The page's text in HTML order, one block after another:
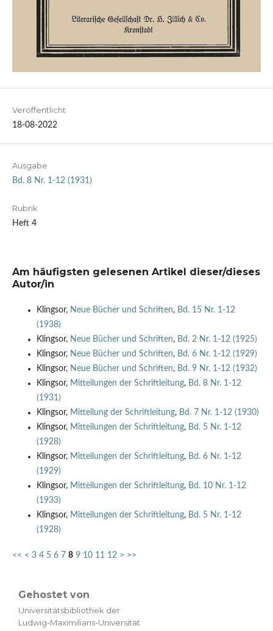
Veröffentlicht
18-08-2022
Ausgabe
Bd. 8 Nr. 1-12 (1931)
Rubrik
Heft 4
Am häufigsten gelesenen Artikel dieser/dieses
Autor/in
Klingsor, Neue Bücher und Schriften, Bd. 15 Nr. 1-12
(1938)
Klingsor, Neue Bücher und Schriften, Bd. 2 Nr. 1-12 (1925)
Klingsor, Neue Bücher und Schriften, Bd. 6 Nr. 1-12 (1929)
Klingsor, Neue Bücher und Schriften, Bd. 9 Nr. 1-12 (1932)
Klingsor, Mitteilungen der Schriftleitung, Bd. 8 Nr. 1-12
(1931)
Klingsor, Mitteilung der Schriftleitung, Bd. 7 Nr. 1-12 (1930)
Klingsor, Mitteilungen der Schriftleitung, Bd. 5 Nr. 1-12
(1928)
Klingsor, Mitteilungen der Schriftleitung, Bd. 6 Nr. 1-12
(1929)
Klingsor, Mitteilungen der Schriftleitung, Bd. 10 Nr. 1-12
(1933)
Klingsor, Mitteilungen der Schriftleitung, Bd. 5 Nr. 1-12
(1928)
<< < 3 4 5 6 7 8 9 10 11 12 > >>
Gehostet von
Universitätsbibliothek der
Ludwig-Maximilians-Universität